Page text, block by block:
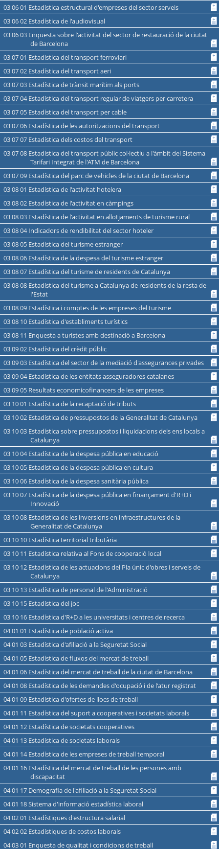
03 06 01 Estadística estructural d'empreses del sector serveis
03 06 02 Estadística de l'audiovisual
03 06 03 Enquesta sobre l'activitat del sector de restauració de la ciutat
de Barcelona
03 07 01 Estadística del transport ferroviari
03 07 02 Estadística del transport aeri
03 07 03 Estadística de trànsit marítim als ports
03 07 04 Estadística del transport regular de viatgers per carretera
03 07 05 Estadística del transport per cable
03 07 06 Estadística de les autoritzacions del transport
03 07 07 Estadística dels costos del transport
03 07 08 Estadística del transport públic col·lectiu a l'àmbit del Sistema
Tarifari Integrat de l'ATM de Barcelona
03 07 09 Estadística del parc de vehicles de la ciutat de Barcelona
03 08 01 Estadística de l'activitat hotelera
03 08 02 Estadística de l'activitat en càmpings
03 08 03 Estadística de l'activitat en allotjaments de turisme rural
03 08 04 Indicadors de rendibilitat del sector hoteler
03 08 05 Estadística del turisme estranger
03 08 06 Estadística de la despesa del turisme estranger
03 08 07 Estadística del turisme de residents de Catalunya
03 08 08 Estadística del turisme a Catalunya de residents de la resta de
l'Estat
03 08 09 Estadística i comptes de les empreses del turisme
03 08 10 Estadística d'establiments turístics
03 08 11 Enquesta a turistes amb destinació a Barcelona
03 09 02 Estadística del crèdit públic
03 09 03 Estadística del sector de la mediació d'assegurances privades
03 09 04 Estadística de les entitats asseguradores catalanes
03 09 05 Resultats economicofinancers de les empreses
03 10 01 Estadística de la recaptació de tributs
03 10 02 Estadística de pressupostos de la Generalitat de Catalunya
03 10 03 Estadística sobre pressupostos i liquidacions dels ens locals a
Catalunya
03 10 04 Estadística de la despesa pública en educació
03 10 05 Estadística de la despesa pública en cultura
03 10 06 Estadística de la despesa sanitària pública
03 10 07 Estadística de la despesa pública en finançament d'R+D i
Innovació
03 10 08 Estadística de les inversions en infraestructures de la
Generalitat de Catalunya
03 10 10 Estadística territorial tributària
03 10 11 Estadística relativa al Fons de cooperació local
03 10 12 Estadística de les actuacions del Pla únic d'obres i serveis de
Catalunya
03 10 13 Estadística de personal de l'Administració
03 10 15 Estadística del joc
03 10 16 Estadística d'R+D a les universitats i centres de recerca
04 01 01 Estadística de població activa
04 01 03 Estadística d'afiliació a la Seguretat Social
04 01 05 Estadística de fluxos del mercat de treball
04 01 06 Estadística del mercat de treball de la ciutat de Barcelona
04 01 08 Estadística de les demandes d'ocupació i de l'atur registrat
04 01 09 Estadística d'ofertes de llocs de treball
04 01 11 Estadística del suport a cooperatives i societats laborals
04 01 12 Estadística de societats cooperatives
04 01 13 Estadística de societats laborals
04 01 14 Estadística de les empreses de treball temporal
04 01 16 Estadística del mercat de treball de les persones amb
discapacitat
04 01 17 Demografia de l'afiliació a la Seguretat Social
04 01 18 Sistema d'informació estadística laboral
04 02 01 Estadístiques d'estructura salarial
04 02 02 Estadístiques de costos laborals
04 03 01 Enquesta de qualitat i condicions de treball